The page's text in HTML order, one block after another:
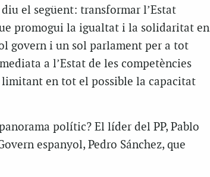
el següent: transformar l’Estat
promogui la igualtat i la solidaritat en
govern i un sol parlament per a tot
a l’Estat de les competències
limitant en tot el possible la capacitat
polític? El líder del PP, Pablo
espanyol, Pedro Sánchez, que